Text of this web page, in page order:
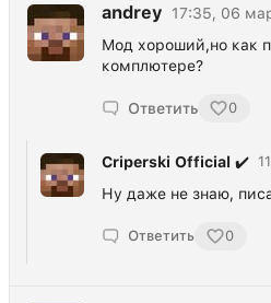
andrey
17:35, 06
Мод хороший,но как
комплютере?
Ответить 0
Criperski Official ✔️
Ну даже не знаю,
Ответить 0